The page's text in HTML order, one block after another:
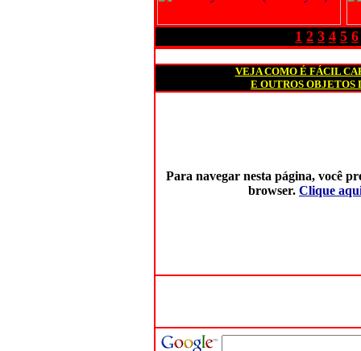
1 2 3 4 5 6
VEJA COMO É FÁCIL
E OUTROS OBJETOS
Para navegar nesta página, você
browser. Clique